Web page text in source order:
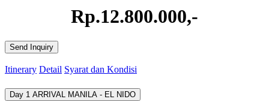
Rp.12.800.000,-
Send Inquiry
Itinerary Detail Syarat dan Kondisi
Day 1 ARRIVAL MANILA - EL NIDO